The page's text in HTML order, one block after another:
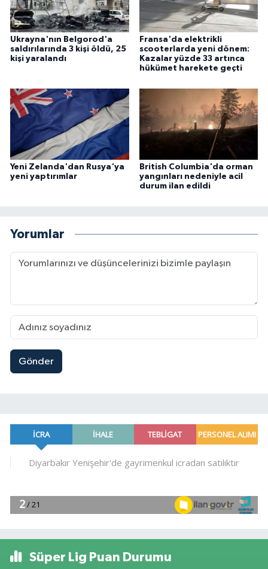
Ukrayna'nın Belgorod'a
saldırılarında 3 kişi öldü, 25
kişi yaralandı
Fransa'da elektrikli
scooterlarda yeni dönem:
Kazalar yüzde 33 artınca
hükümet harekete geçti
Yeni Zelanda'dan Rusya'ya
yeni yaptırımlar
British Columbia'da orman
yangınları nedeniyle acil
durum ilan edildi
Yorumlar
Gönder
Süper Lig Puan Durumu